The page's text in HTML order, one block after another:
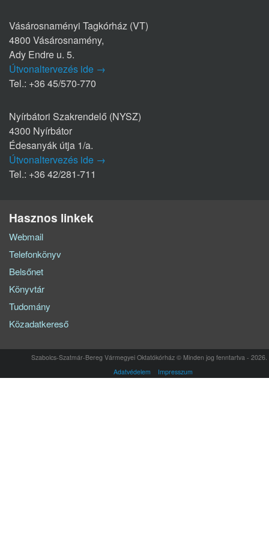
Vásárosnaményi Tagkórház (VT)
4800 Vásárosnamény,
Ady Endre u. 5.
Útvonaltervezés ide →
Tel.: +36 45/570-770
Nyírbátori Szakrendelő (NYSZ)
4300 Nyírbátor
Édesanyák útja 1/a.
Útvonaltervezés ide →
Tel.: +36 42/281-711
Hasznos linkek
Webmail
Telefonkönyv
Belsőnet
Könyvtár
Tudomány
Közadatkereső
Szabolcs-Szatmár-Bereg Vármegyei Oktatókórház © Minden jog fenntartva - 2026.
Adatvédelem
Impresszum